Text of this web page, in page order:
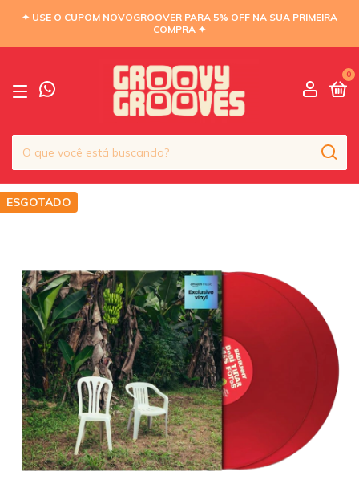
✦ USE O CUPOM NOVOGROOVER PARA 5% OFF NA SUA PRIMEIRA
COMPRA ✦
0
ESGOTADO